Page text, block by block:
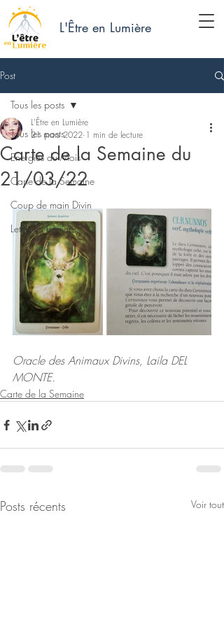
L'Être en Lumière
Post
Tous les posts
Energies du Mois
Carte de la Semaine
Coup de main Divin
Lettre en Lumière
Tous les posts
Carte de la Semaine du
21/03/22
L'Être en Lumière
21 mars 2022 1 min de lecture
Oracle des Animaux Divins, Laila DEL
MONTE.
Carte de la Semaine
Posts récents Voir tout